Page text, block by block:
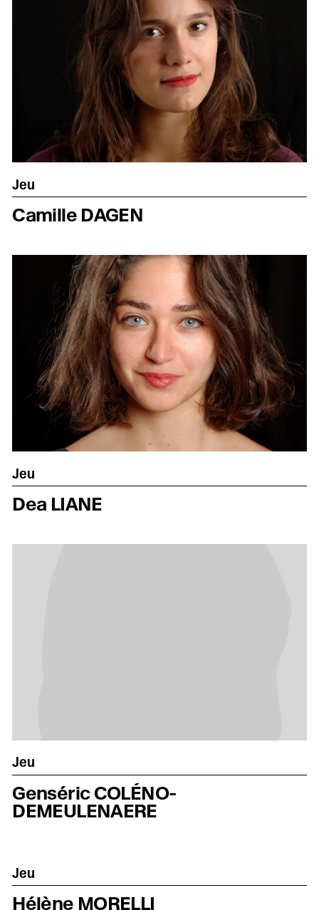
Jeu
Camille DAGEN
Jeu
Dea LIANE
Jeu
Genséric COLÉNO-
DEMEULENAERE
Jeu
Hélène MORELLI
Soutenir l'école